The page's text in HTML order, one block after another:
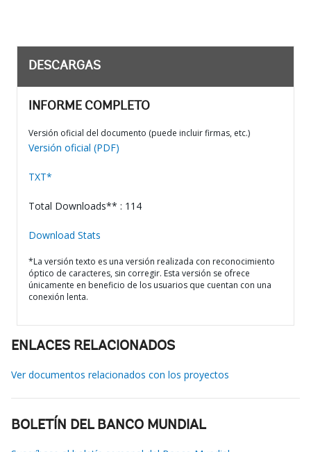
DESCARGAS
INFORME COMPLETO
Versión oficial del documento (puede incluir firmas, etc.)
Versión oficial (PDF)
TXT*
Total Downloads** : 114
Download Stats
*La versión texto es una versión realizada con reconocimiento
óptico de caracteres, sin corregir. Esta versión se ofrece
únicamente en beneficio de los usuarios que cuentan con una
conexión lenta.
ENLACES RELACIONADOS
Ver documentos relacionados con los proyectos
BOLETÍN DEL BANCO MUNDIAL